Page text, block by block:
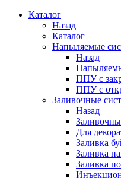
Каталог
Назад
Каталог
Напыляемые
Назад
ППУ с
ППУ с
Заливочные
Назад
Для
Заливка
Заливка
Заливка